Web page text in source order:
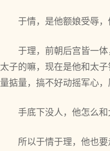
于情，是他额娘受辱
于理，前朝后宫皆一
太子的嘛，现在是他和太
量掂量，搞不好动摇军心
手底下没人，他怎么
所以于情于理，他也要